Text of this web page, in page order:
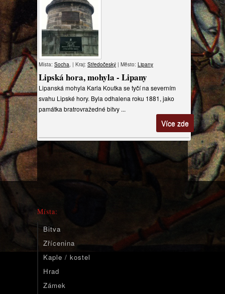
Místa: Socha, | Kraj: Středočeský | Město: Lipany
Lipská hora, mohyla - Lipany
Lipanská mohyla Karla Koutka se tyčí na severním
svahu Lipské hory. Byla odhalena roku 1881, jako
památka bratrovražedné bitvy ...
Více zde
Místa:
Bitva
Zřícenina
Kaple / kostel
Hrad
Zámek